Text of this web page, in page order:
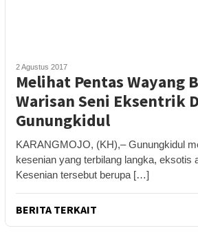
2 Agustus 2017
Melihat Pentas Wayang
Warisan Seni Eksentrik
Gunungkidul
KARANGMOJO, (KH),– Gunungkidul
kesenian yang terbilang langka, eksotis
Kesenian tersebut berupa […]
BERITA TERKAIT